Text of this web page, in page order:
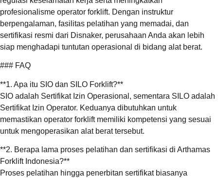
profesionalisme operator forklift. Dengan instruktur
berpengalaman, fasilitas pelatihan yang memadai, dan
sertifikasi resmi dari Disnaker, perusahaan Anda akan lebih
siap menghadapi tuntutan operasional di bidang alat berat.
### FAQ
**1. Apa itu SIO dan SILO Forklift?**
SIO adalah Sertifikat Izin Operasional, sementara SILO adalah
Sertifikat Izin Operator. Keduanya dibutuhkan untuk
memastikan operator forklift memiliki kompetensi yang sesuai
untuk mengoperasikan alat berat tersebut.
**2. Berapa lama proses pelatihan dan sertifikasi di Arthamas
Forklift Indonesia?**
Proses pelatihan hingga penerbitan sertifikat biasanya